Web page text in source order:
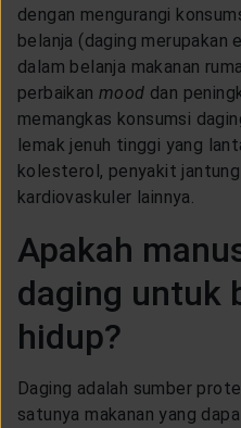
dengan mengurangi
belanja (daging merupakan
dalam belanja makanan
perbaikanmood dan
memangkas konsumsi
lemak jenuh tinggi yang
kolesterol, penyakit jantung
kardiovaskuler lainnya.
Apakah
daging untuk
hidup?
Daging adalah sumber
satunya makanan yang